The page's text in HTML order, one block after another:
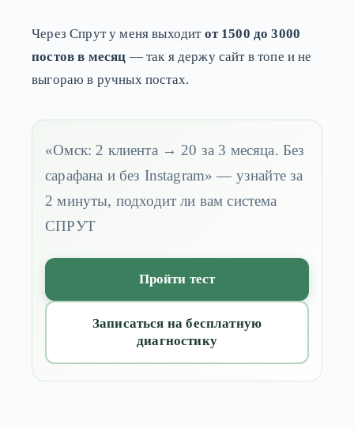
Через Спрут у меня выходит от 1500 до 3000
постов в месяц — так я держу сайт в топе и не
выгораю в ручных постах.
«Омск: 2 клиента → 20 за 3 месяца. Без
сарафана и без Instagram» — узнайте за
2 минуты, подходит ли вам система
СПРУТ
Пройти тест
Записаться на бесплатную
диагностику